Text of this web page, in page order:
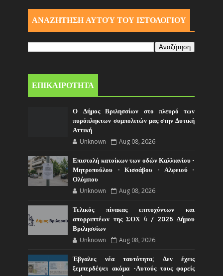
ΑΝΑΖΗΤΗΣΗ ΑΥΤΟΎ ΤΟΥ ΙΣΤΟΛΟΓΙΟΥ
ΕΠΙΚΑΙΡΟΤΗΤΑ
Ο Δήμος Βριλησσίων στο πλευρό των
πυρόπληκτων συμπολιτών μας στην Δυτική
Αττική
Unknown Aug 08, 2026
Επιστολή κατοίκων των οδών Καλλιανίου -
Μητροπούλου - Κισσάβου - Αλφειού -
Ολύμπου
Unknown Aug 08, 2026
Τελικός πίνακας επιτυχόντων και
απορριπτέων της ΣΟΧ 4 / 2026 Δήμου
Βριλησσίων
Unknown Aug 08, 2026
Έβγαλες νέα ταυτότητα; Δεν έχεις
ξεμπερδέψει ακόμα -Αυτούς τους φορείς